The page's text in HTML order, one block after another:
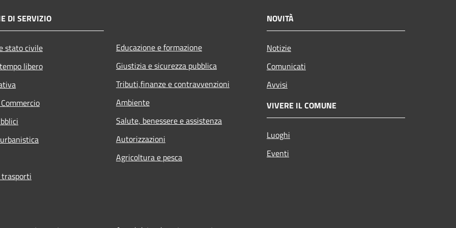
DI SERVIZIO
stato civile
libero
Educazione e formazione
Giustizia e sicurezza pubblica
Tributi,finanze e contravvenzioni
Ambiente
Salute, benessere e assistenza
Autorizzazioni
Agricoltura e pesca
NOVITÀ
Notizie
Comunicati
Avvisi
VIVERE IL COMUNE
Luoghi
Eventi